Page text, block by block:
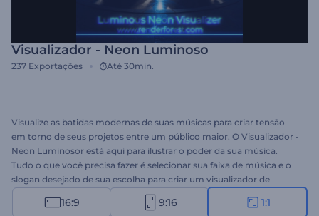
Visualizador - Neon Luminoso
237 Exportações Até 30min.
Visualize as batidas modernas de suas músicas para criar tensão
em torno de seus projetos entre um público maior. O Visualizador -
Neon Luminosor está aqui para ilustrar o poder da sua música.
Tudo o que você precisa fazer é selecionar sua faixa de música e o
slogan desejado de sua escolha para criar um visualizador de
música cativante em poucos minutos. Perfeito para canais do
YouTube, promoções de álbuns de música, lançamentos de singles
16:9 9:16 1:1